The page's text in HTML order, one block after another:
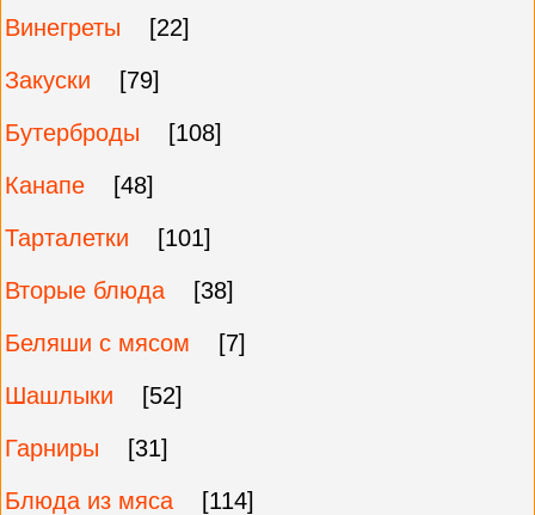
Винегреты
[22]
Закуски
[79]
Бутерброды
[108]
Канапе
[48]
Тарталетки
[101]
Вторые блюда
[38]
Беляши с мясом
[7]
Шашлыки
[52]
Гарниры
[31]
Блюда из мяса
[114]